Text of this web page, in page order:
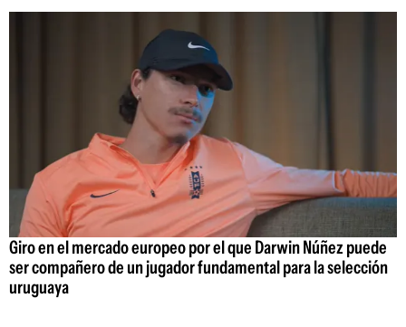
Giro en el mercado europeo por el que Darwin Núñez puede
ser compañero de un jugador fundamental para la selección
uruguaya